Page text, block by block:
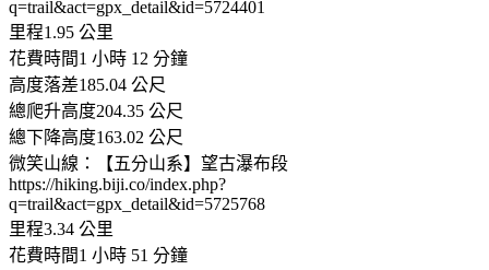
q=trail&act=gpx_detail&id=5724401
里程1.95 公里
花費時間1 小時 12 分鐘
高度落差185.04 公尺
總爬升高度204.35 公尺
總下降高度163.02 公尺
微笑山線：【五分山系】望古瀑布段
https://hiking.biji.co/index.php?
q=trail&act=gpx_detail&id=5725768
里程3.34 公里
花費時間1 小時 51 分鐘